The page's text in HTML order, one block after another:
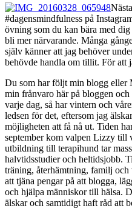
#dagensmindfulness på
övning som du kan bära med
bli mer närvarande. Många
själv känner att jag behöver
behövde handla om tillit. För att
Du som har följt min blogg eller
min frånvaro här på bloggen
varje dag, så har vintern och
ledsen för det, eftersom jag
möjligheten att få nå ut. Tiden
september kom valpen Lizzy till
utbildning till terapihund tar
halvtidsstudier och heltidsjobb.
träning, återhämtning, familj och
att tjäna pengar på att blogga,
och hjälpa människor till hälsa.
älskar och samtidigt haft råd att